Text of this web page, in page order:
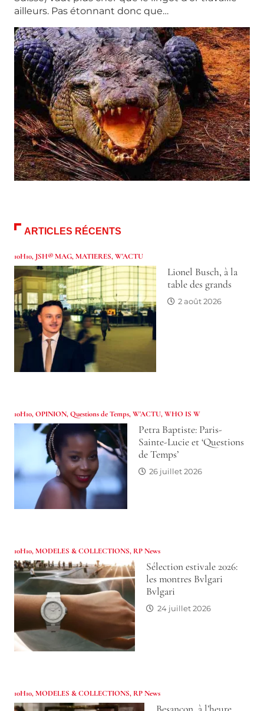
ailleurs. Pas étonnant donc que…
ARTICLES RÉCENTS
10H10, JSH® MAG,MATIERES,W'ACTU
Lionel Busch, à la
table des grands
2 août 2026
10H10,OPINION,Questions de Temps,W'ACTU,WHO IS W
Petra Baptiste: Paris-
Sainte-Lucie et ‘Questions
de Temps’
26 juillet 2026
10H10,MODELES & COLLECTIONS, RP News
Sélection estivale 2026:
les montres Bvlgari
Bvlgari
24 juillet 2026
10H10,MODELES & COLLECTIONS, RP News